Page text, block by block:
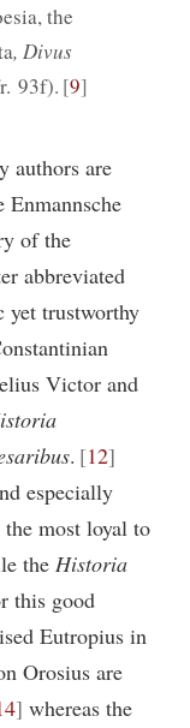
the
, Divus
93f). 9
authors are
Enmannsche
of the
abbreviated
yet trustworthy
Victor and
. 12
especially
most loyal to
the Historia
this good
Eutropius in
Orosius are
whereas the